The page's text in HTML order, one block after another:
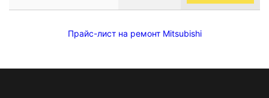
Прайс-лист на ремонт Mitsubishi